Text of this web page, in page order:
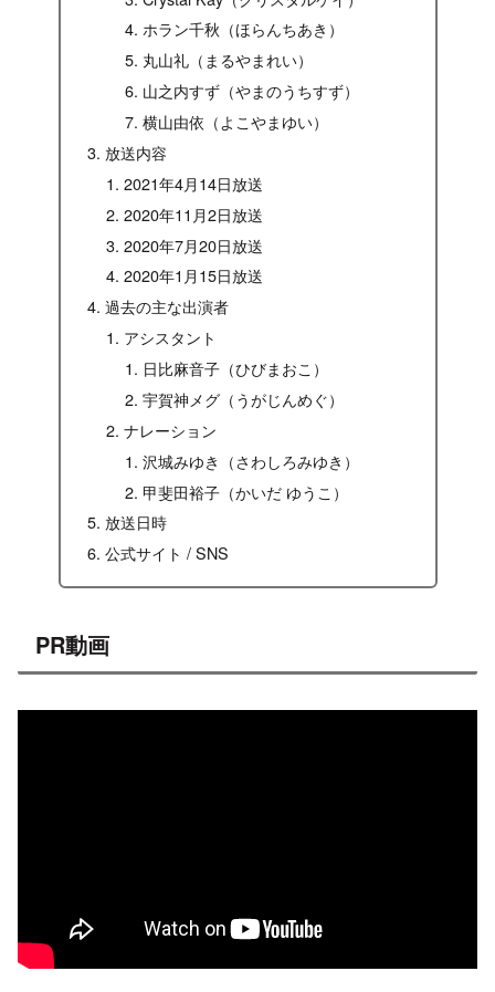
ホラン千秋（ほらんちあき）
丸山礼（まるやまれい）
山之内すず（やまのうちすず）
横山由依（よこやまゆい）
放送内容
2021年4月14日放送
2020年11月2日放送
2020年7月20日放送
2020年1月15日放送
過去の主な出演者
アシスタント
日比麻音子（ひびまおこ）
宇賀神メグ（うがじんめぐ）
ナレーション
沢城みゆき（さわしろみゆき）
甲斐田裕子（かいだ ゆうこ）
放送日時
公式サイト / SNS
PR動画